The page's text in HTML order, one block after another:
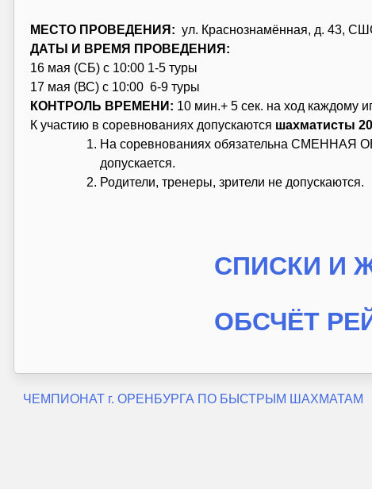
МЕСТО ПРОВЕДЕНИЯ: ул. Краснознамённая, д. 43,
ДАТЫ И ВРЕМЯ ПРОВЕДЕНИЯ:
16 мая (СБ) с 10:00 1-5 туры
17 мая (ВС) с 10:00 6-9 туры
КОНТРОЛЬ ВРЕМЕНИ: 10 мин.+ 5 сек. на ход каждому
К участию в соревнованиях допускаются шахматисты
На соревнованиях обязательна СМЕННАЯ
допускается.
Родители, тренеры, зрители не допускаются.
СПИСКИ И
ОБСЧЁТ
Навигация
ЧЕМПИОНАТ г. ОРЕНБУРГА ПО БЫСТРЫМ ШАХМАТАМ